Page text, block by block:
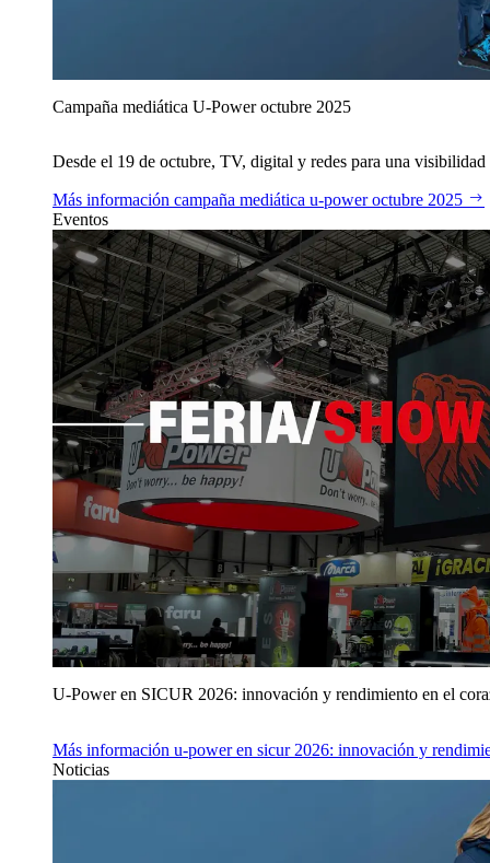
Campaña mediática U‑Power octubre 2025
Desde el 19 de octubre, TV, digital y redes para una
Más información campaña mediática u‑power octubre 2025
Eventos
U‑Power en SICUR 2026: innovación y rendimiento en el
Más información u‑power en sicur 2026: innovación y
Noticias